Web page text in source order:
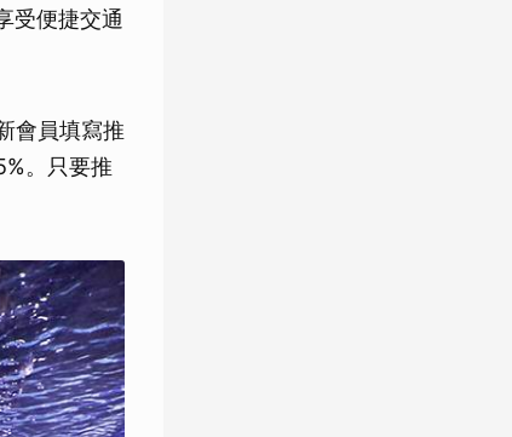
受便捷交通
會員填寫推
。只要推